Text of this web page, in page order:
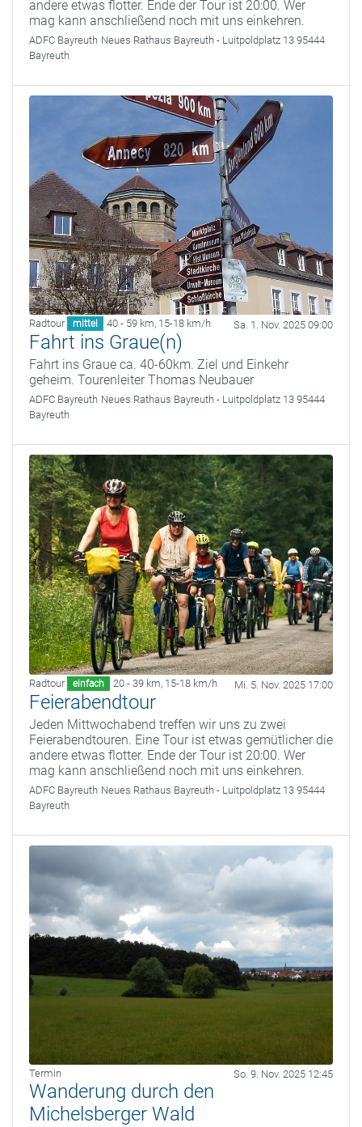
andere etwas flotter. Ende der Tour ist 20:00. Wer
mag kann anschließend noch mit uns einkehren.
ADFC Bayreuth Neues Rathaus Bayreuth - Luitpoldplatz 13 95444
Bayreuth
Radtour mittel 40 - 59 km, 15-18 km/h Sa. 1. Nov. 2025 09:00
Fahrt ins Graue(n)
Fahrt ins Graue ca. 40-60km. Ziel und Einkehr
geheim. Tourenleiter Thomas Neubauer
ADFC Bayreuth Neues Rathaus Bayreuth - Luitpoldplatz 13 95444
Bayreuth
Radtour einfach 20 - 39 km, 15-18 km/h Mi. 5. Nov. 2025 17:00
Feierabendtour
Jeden Mittwochabend treffen wir uns zu zwei
Feierabendtouren. Eine Tour ist etwas gemütlicher die
andere etwas flotter. Ende der Tour ist 20:00. Wer
mag kann anschließend noch mit uns einkehren.
ADFC Bayreuth Neues Rathaus Bayreuth - Luitpoldplatz 13 95444
Bayreuth
Termin So. 9. Nov. 2025 12:45
Wanderung durch den
Michelsberger Wald